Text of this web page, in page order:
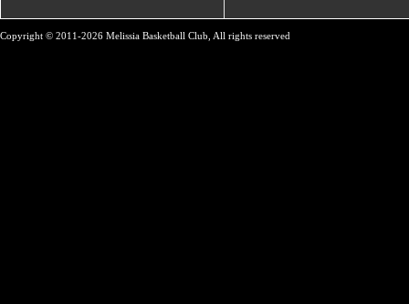
Copyright © 2011-2026 Melissia Basketball Club, All rights reserved